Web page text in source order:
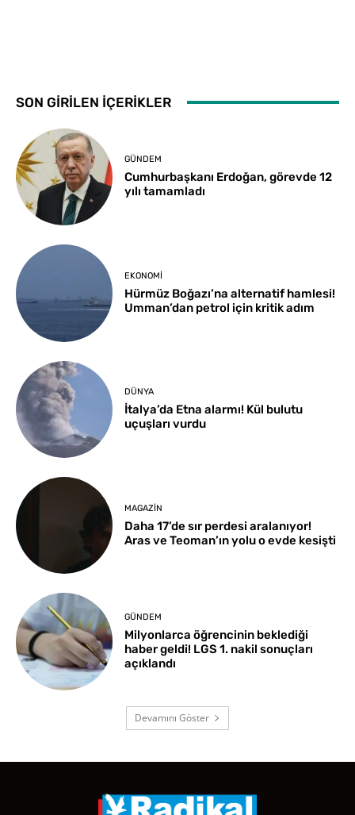
SON GİRİLEN İÇERİKLER
GÜNDEM
Cumhurbaşkanı Erdoğan, görevde 12
yılı tamamladı
EKONOMI
Hürmüz Boğazı’na alternatif hamlesi!
Umman’dan petrol için kritik adım
DÜNYA
İtalya’da Etna alarmı! Kül bulutu
uçuşları vurdu
MAGAZIN
Daha 17’de sır perdesi aralanıyor!
Aras ve Teoman’ın yolu o evde kesişti
GÜNDEM
Milyonlarca öğrencinin beklediği
haber geldi! LGS 1. nakil sonuçları
açıklandı
Devamını Göster